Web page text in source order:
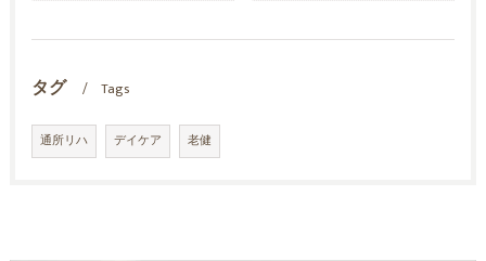
タグ Tags
通所リハ デイケア 老健